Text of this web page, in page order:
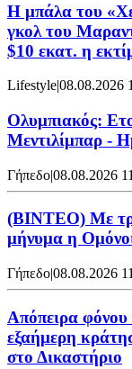
Η μπάλα του
γκολ του
$10 εκατ. η
Lifestyle|08.08.2026
Ολυμπιακός:
Μεντιλίμπαρ -
Γήπεδο|08.08.2026
(ΒΙΝΤΕΟ) Με
μήνυμα η
Γήπεδο|08.08.2026
Απόπειρα
εξαήμερη
στο Δικαστήριο